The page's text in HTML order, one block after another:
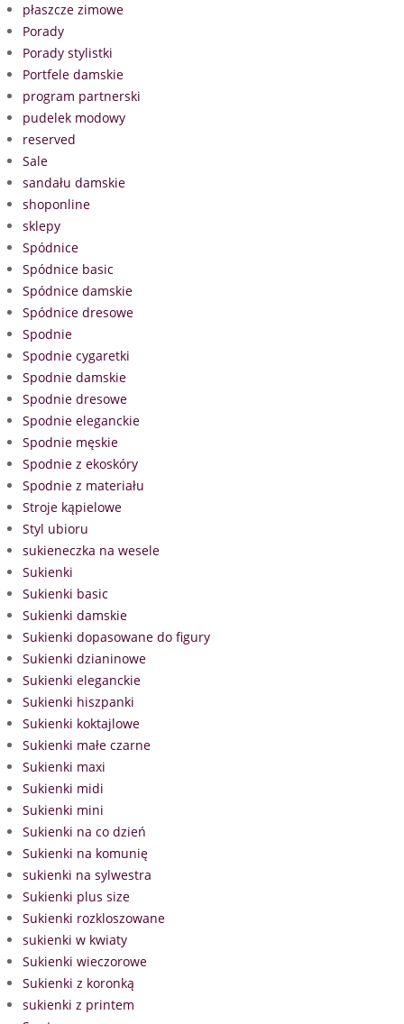
płaszcze zimowe
Porady
Porady stylistki
Portfele damskie
program partnerski
pudelek modowy
reserved
Sale
sandału damskie
shoponline
sklepy
Spódnice
Spódnice basic
Spódnice damskie
Spódnice dresowe
Spodnie
Spodnie cygaretki
Spodnie damskie
Spodnie dresowe
Spodnie eleganckie
Spodnie męskie
Spodnie z ekoskóry
Spodnie z materiału
Stroje kąpielowe
Styl ubioru
sukieneczka na wesele
Sukienki
Sukienki basic
Sukienki damskie
Sukienki dopasowane do figury
Sukienki dzianinowe
Sukienki eleganckie
Sukienki hiszpanki
Sukienki koktajlowe
Sukienki małe czarne
Sukienki maxi
Sukienki midi
Sukienki mini
Sukienki na co dzień
Sukienki na komunię
sukienki na sylwestra
Sukienki plus size
Sukienki rozkloszowane
sukienki w kwiaty
Sukienki wieczorowe
Sukienki z koronką
sukienki z printem